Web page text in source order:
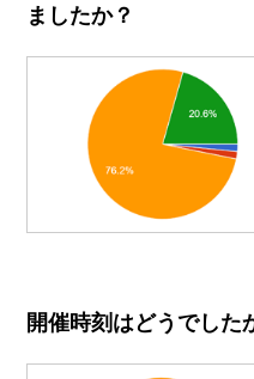
ましたか？
開催時刻はどうでした